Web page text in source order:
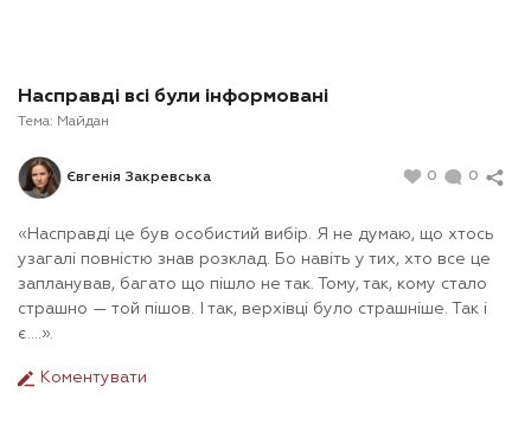
Насправді всі були інформовані
Тема: Майдан
Євгенія Закревська 0 0
«Насправді це був особистий вибір. Я не думаю, що хтось
узагалі повністю знав розклад. Бо навіть у тих, хто все це
запланував, багато що пішло не так. Тому, так, кому стало
страшно — той пішов. І так, верхівці було страшніше. Так і
є….».
Коментувати